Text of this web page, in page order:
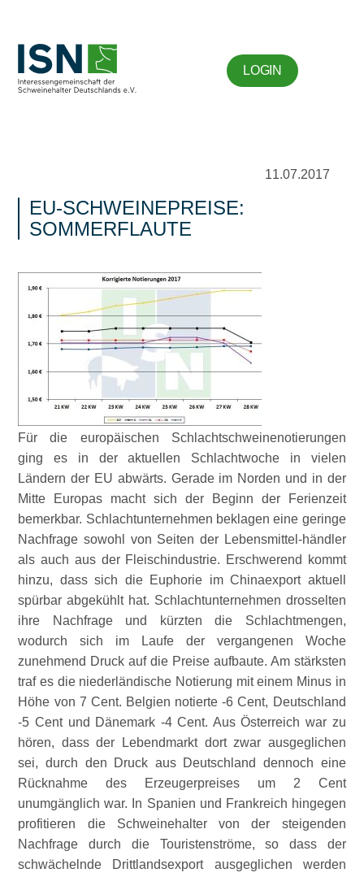
LOGIN
11.07.2017
EU-SCHWEINEPREISE:
SOMMERFLAUTE
Für die europäischen Schlachtschweinenotierungen
ging es in der aktuellen Schlachtwoche in vielen
Ländern der EU abwärts. Gerade im Norden und in der
Mitte Europas macht sich der Beginn der Ferienzeit
bemerkbar. Schlachtunternehmen beklagen eine geringe
Nachfrage sowohl von Seiten der Lebensmittel-händler
als auch aus der Fleischindustrie. Erschwerend kommt
hinzu, dass sich die Euphorie im Chinaexport aktuell
spürbar abgekühlt hat. Schlachtunternehmen drosselten
ihre Nachfrage und kürzten die Schlachtmengen,
wodurch sich im Laufe der vergangenen Woche
zunehmend Druck auf die Preise aufbaute. Am stärksten
traf es die niederländische Notierung mit einem Minus in
Höhe von 7 Cent. Belgien notierte -6 Cent, Deutschland
-5 Cent und Dänemark -4 Cent. Aus Österreich war zu
hören, dass der Lebendmarkt dort zwar ausgeglichen
sei, durch den Druck aus Deutschland dennoch eine
Rücknahme des Erzeugerpreises um 2 Cent
unumgänglich war. In Spanien und Frankreich hingegen
profitieren die Schweinehalter von der steigenden
Nachfrage durch die Touristenströme, so dass der
schwächelnde Drittlandsexport ausgeglichen werden